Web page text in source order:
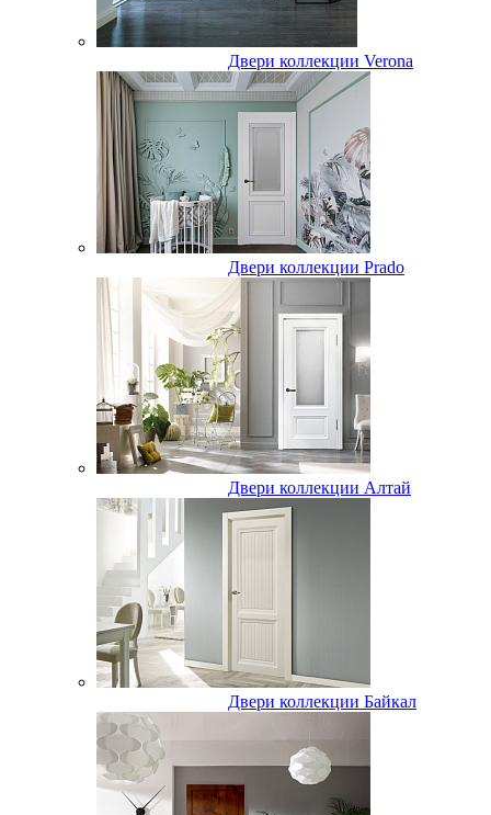
Двери коллекции Verona
Двери коллекции Prado
Двери коллекции Алтай
Двери коллекции Байкал